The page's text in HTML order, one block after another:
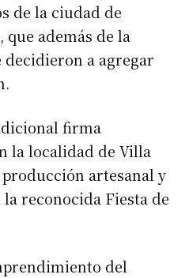
de la ciudad de
que además de la
a agregar
firma
la localidad de Villa
artesanal y
reconocida Fiesta de
del